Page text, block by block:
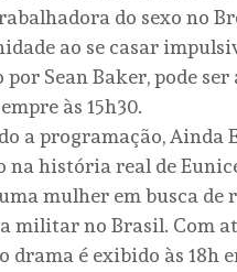
do sexo no
ao se casar
Sean Baker, pode
às 15h30.
a programação, Ainda
na história real de
mulher em busca de
militar no Brasil. Com
drama é exibido às 18h